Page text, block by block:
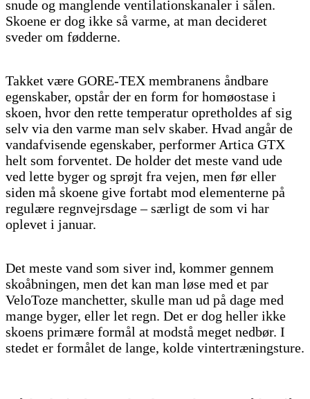
snude og manglende ventilationskanaler i sålen.
Skoene er dog ikke så varme, at man decideret
sveder om fødderne.
Takket være GORE-TEX membranens åndbare
egenskaber, opstår der en form for homøostase i
skoen, hvor den rette temperatur opretholdes af sig
selv via den varme man selv skaber. Hvad angår de
vandafvisende egenskaber, performer Artica GTX
helt som forventet. De holder det meste vand ude
ved lette byger og sprøjt fra vejen, men før eller
siden må skoene give fortabt mod elementerne på
regulære regnvejrsdage – særligt de som vi har
oplevet i januar.
Det meste vand som siver ind, kommer gennem
skoåbningen, men det kan man løse med et par
VeloToze manchetter, skulle man ud på dage med
mange byger, eller let regn. Det er dog heller ikke
skoens primære formål at modstå meget nedbør. I
stedet er formålet de lange, kolde vintertræningsture.